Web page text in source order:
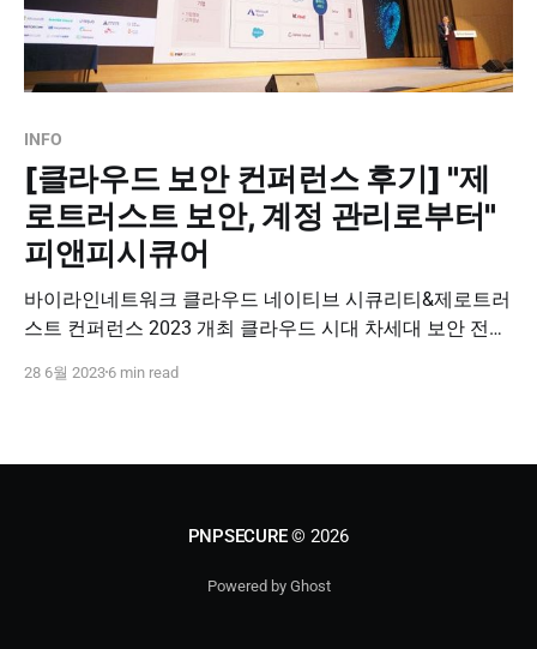
INFO
[클라우드 보안 컨퍼런스 후기] "제
로트러스트 보안, 계정 관리로부터"
피앤피시큐어
바이라인네트워크 클라우드 네이티브 시큐리티&제로트러
스트 컨퍼런스 2023 개최 클라우드 시대 차세대 보안 전략
가 되었습니다. 생성형 AI가 확산되면서 또다른 대전환기
교해지고 있습니다. 기존 IT 환경과 클라우드 환경을 아우
28 6월 2023 6 min read
PNPSECURE© 2026
Powered by Ghost